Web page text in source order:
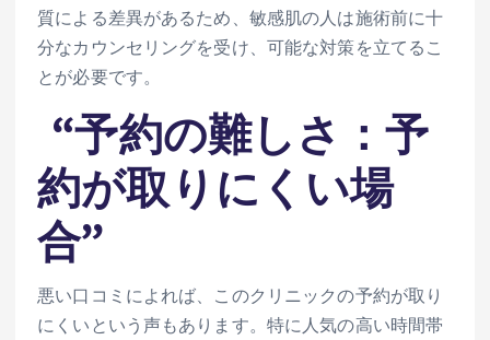
質による差異があるため、敏感肌の人は施術前に十
分なカウンセリングを受け、可能な対策を立てるこ
とが必要です。
“予約の難しさ：予
約が取りにくい場
合”
悪い口コミによれば、このクリニックの予約が取り
にくいという声もあります。特に人気の高い時間帯